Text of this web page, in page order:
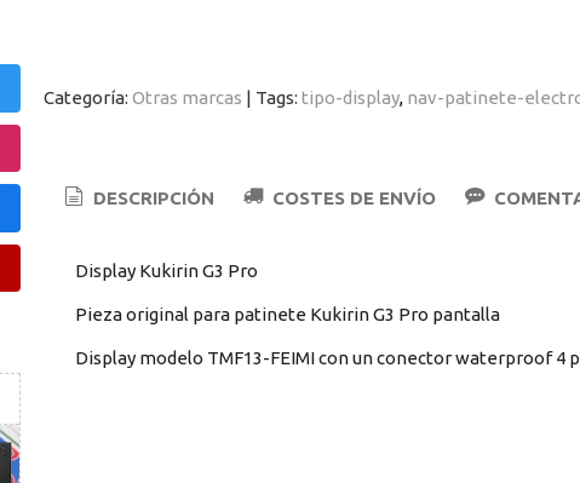
Categoría: Otras marcas | Tags: tipo-display nav-patinete-
DESCRIPCIÓN COSTES DE ENVÍO
Display Kukirin G3 Pro
Pieza original para patinete Kukirin G3 Pro pantalla
Display modelo TMF13-FEIMI con un conector waterproof 4